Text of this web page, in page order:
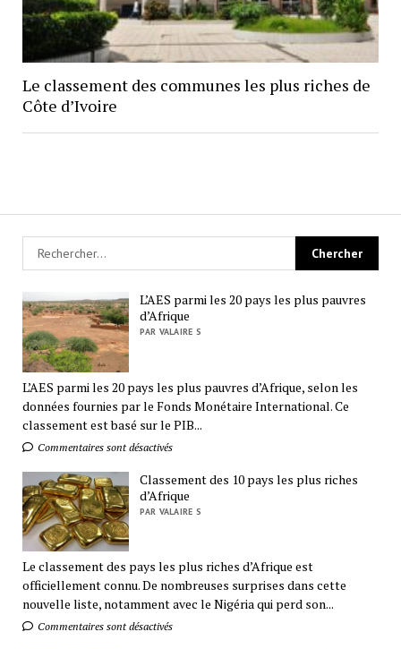
Le classement des communes les plus riches de
Côte d’Ivoire
L’AES parmi les 20 pays les plus pauvres
d’Afrique
PAR VALAIRE S
L’AES parmi les 20 pays les plus pauvres d’Afrique, selon les
données fournies par le Fonds Monétaire International. Ce
classement est basé sur le PIB...
Commentaires sont désactivés
Classement des 10 pays les plus riches
d’Afrique
PAR VALAIRE S
Le classement des pays les plus riches d’Afrique est
officiellement connu. De nombreuses surprises dans cette
nouvelle liste, notamment avec le Nigéria qui perd son...
Commentaires sont désactivés